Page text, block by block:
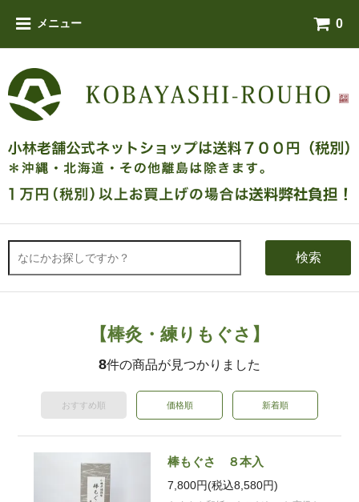
メニュー 0
検索
【棒灸・練りもぐさ】
8件の商品が見つかりました
おすすめ順 価格順 新着順
棒もぐさ ８本入
7,800円(税込8,580円)